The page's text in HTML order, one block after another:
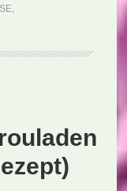
(Rezept)
,